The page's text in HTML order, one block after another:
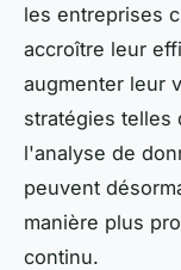
les entreprises
accroître leur
augmenter leur
stratégies telles
l'analyse de
peuvent
manière plus
continu.